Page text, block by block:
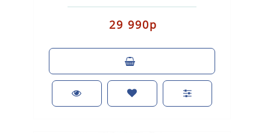
(аккумулятор с питанием от световой энерг..
29 990р